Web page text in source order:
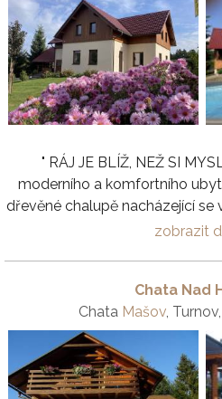
" RÁJ JE BLÍŽ, NEŽ SI
moderního a komfortního
dřevěné chalupě nacházející se
zobrazit
Chata Nad
Chata Mašov,